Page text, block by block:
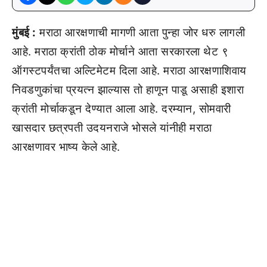
मुंबई : मराठा आरक्षणाची मागणी आता पुन्हा जोर धरु लागली
आहे. मराठा क्रांती ठोक मोर्चाने आता सरकारला थेट ९
ऑगस्टपर्यंतचा अल्टिमेटम दिला आहे. मराठा आरक्षणाशिवाय
निवडणुकांचा प्रयत्न झाल्यास तो हाणून पाडू असाही इशारा
क्रांती मोर्चाकडून देण्यात आला आहे. दरम्यान, सोमवारी
खासदार छत्रपती उदयनराजे भोसले यांनीही मराठा
आरक्षणावर भाष्य केले आहे.